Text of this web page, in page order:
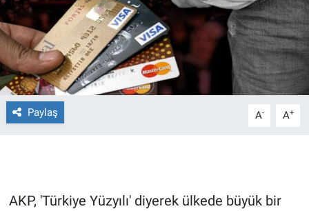
Paylaş A- A+
AKP, 'Türkiye Yüzyılı' diyerek ülkede büyük bir
Gerçeğin İzinde
Gün Başlıyor
Gün Bitiyor
Günün görüntüsü